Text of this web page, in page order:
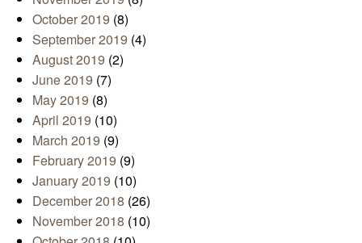
October 2019 (8)
September 2019 (4)
August 2019 (2)
June 2019 (7)
May 2019 (8)
April 2019 (10)
March 2019 (9)
February 2019 (9)
January 2019 (10)
December 2018 (26)
November 2018 (10)